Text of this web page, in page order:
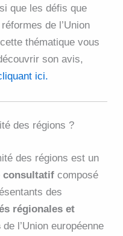
que les défis que
de l’Union
thématique vous
son avis,
ici.
des régions ?
des régions est un
consultatifcomposé
des
régionales et
de l’Union européenne